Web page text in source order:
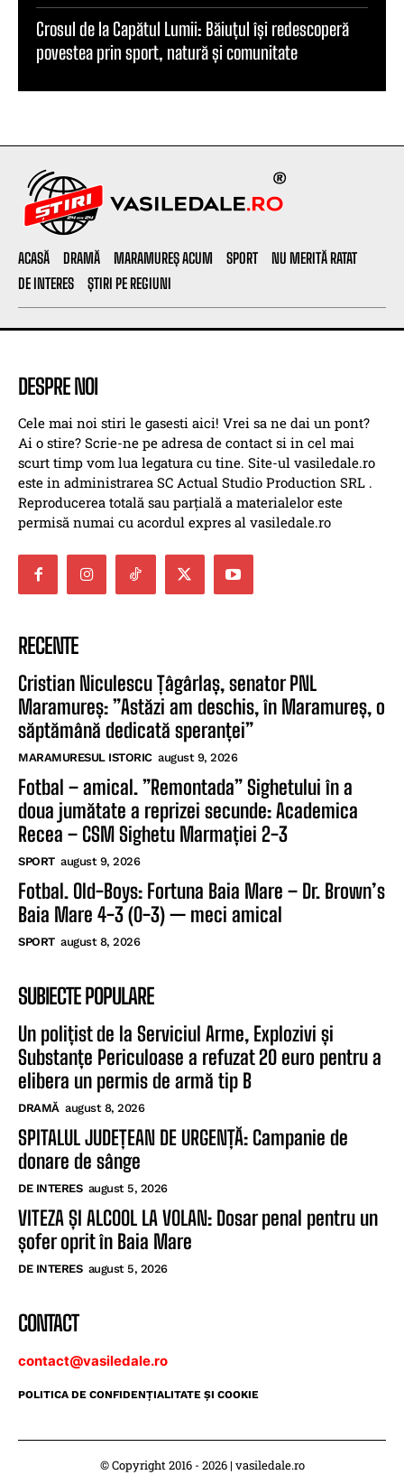
Crosul de la Capătul Lumii: Băiuțul își redescoperă
povestea prin sport, natură și comunitate
ACASĂ DRAMĂ MARAMUREȘ ACUM SPORT
NU MERITĂ RATAT
DE INTERES
ȘTIRI PE REGIUNI
DESPRE NOI
Cele mai noi stiri le gasesti aici! Vrei sa ne dai un pont?
Ai o stire? Scrie-ne pe adresa de contact si in cel mai
scurt timp vom lua legatura cu tine. Site-ul vasiledale.ro
este in administrarea SC Actual Studio Production SRL .
Reproducerea totală sau parțială a materialelor este
permisă numai cu acordul expres al vasiledale.ro
RECENTE
Cristian Niculescu Țâgârlaș, senator PNL
Maramureș: ”Astăzi am deschis, în Maramureș, o
săptămână dedicată speranței”
MARAMURESUL ISTORIC august 9, 2026
Fotbal – amical. ”Remontada” Sighetului în a
doua jumătate a reprizei secunde: Academica
Recea – CSM Sighetu Marmației 2-3
SPORT august 9, 2026
Fotbal. Old-Boys: Fortuna Baia Mare – Dr. Brown’s
Baia Mare 4-3 (0-3) — meci amical
SPORT august 8, 2026
SUBIECTE POPULARE
Un polițist de la Serviciul Arme, Explozivi și
Substanțe Periculoase a refuzat 20 euro pentru a
elibera un permis de armă tip B
DRAMĂ august 8, 2026
SPITALUL JUDEȚEAN DE URGENȚĂ: Campanie de
donare de sânge
DE INTERES august 5, 2026
VITEZA ȘI ALCOOL LA VOLAN: Dosar penal pentru un
șofer oprit în Baia Mare
DE INTERES august 5, 2026
CONTACT
contact@vasiledale.ro
POLITICA DE CONFIDENŢIALITATE ŞI COOKIE
© Copyright 2016 - 2026 | vasiledale.ro